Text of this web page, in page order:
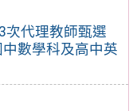
次代理教師甄選
數學科及高中英